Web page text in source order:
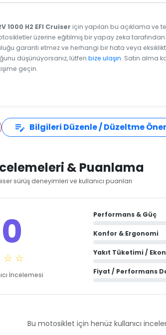
1000 H2 EFI Cruiser için yapılan bu açıklama ve
üzerine eğitilmiş bir yapay zeka
garanti etmez ve herhangi bir hata veya
düşünüyorsanız, lütfen bize ulaşın. Satın alma
geçin.
edit_note Bilgileri Düzenle / Düzeltme Öner
& Puanlama
sürüş deneyimleri ve kullanıcı puanları
☆ ☆
İncelemesi
Performans & Güç
Konfor & Ergonomi
Yakıt Tüketimi /
Fiyat / Performans
Bu motosiklet için henüz kullanıcı